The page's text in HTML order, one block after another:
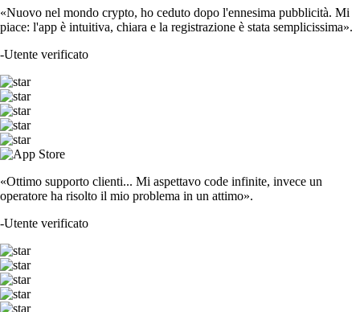
«Nuovo nel mondo crypto, ho ceduto dopo l'ennesima pubblicità. Mi
piace: l'app è intuitiva, chiara e la registrazione è stata semplicissima».
-Utente verificato
«Ottimo supporto clienti... Mi aspettavo code infinite, invece un
operatore ha risolto il mio problema in un attimo».
-Utente verificato